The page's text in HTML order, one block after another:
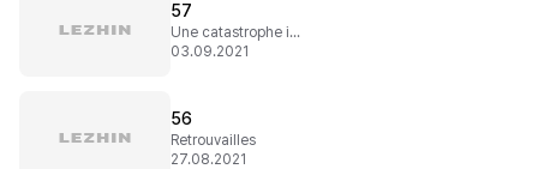
57
Une catastrophe imminente
03.09.2021
56
Retrouvailles
27.08.2021